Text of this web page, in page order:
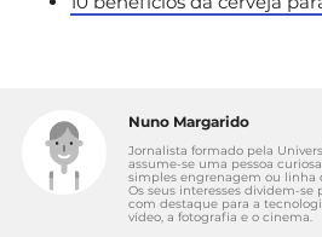
Nuno Margarido
Jornalista formado pela
assume-se uma pessoa
simples engrenagem ou linha
Os seus interesses dividem-se
com destaque para a
vídeo, a fotografia e o cinema.